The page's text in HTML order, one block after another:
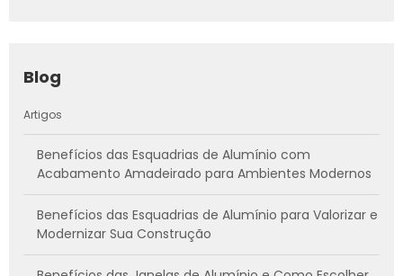
Blog
Artigos
Benefícios das Esquadrias de Alumínio com
Acabamento Amadeirado para Ambientes Modernos
Benefícios das Esquadrias de Alumínio para Valorizar e
Modernizar Sua Construção